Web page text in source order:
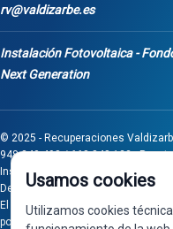
rv@valdizarbe.es
Instalación Fotovoltaica -
Next Generation
© 2025 - Recuperaciones
948 340 498 / 668 848 123 -
Inscrita en el Registro Mercantil de
Desarrollado porSeintosoft
El proyecto de inversión "0011-
por Gobierno de Navarra al
Usamos cookies
Utilizamos cookies